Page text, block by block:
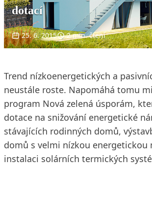
dotací
25. 6. 2015 2 min. čtení
Trend nízkoenergetických a
neustále roste. Napomáhá tomu
program Nová zelená úsporám,
dotace na snižování energetické
stávajících rodinných domů,
domů s velmi nízkou energetickou
instalaci solárních termických